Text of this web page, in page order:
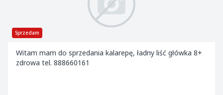
Sprzedam
Witam mam do sprzedania kalarepę, ładny liść główka 8+
zdrowa tel. 888660161